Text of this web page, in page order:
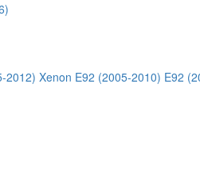
2012) Xenon E92 (2005-2010) E92